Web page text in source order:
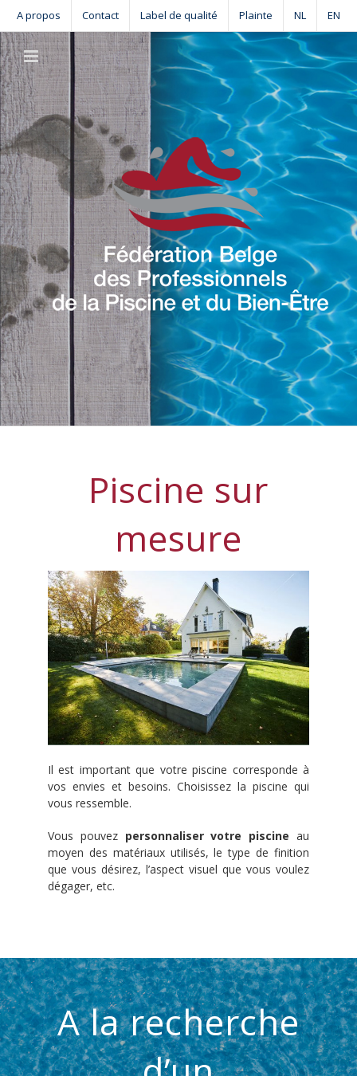
content
A propos Contact Label de qualité Plainte NL EN
Piscine sur
mesure
Il est important que votre piscine corresponde à
vos envies et besoins. Choisissez la piscine qui
vous ressemble.
Vous pouvez personnaliser votre piscine au
moyen des matériaux utilisés, le type de finition
que vous désirez, l’aspect visuel que vous voulez
dégager, etc.
A la recherche